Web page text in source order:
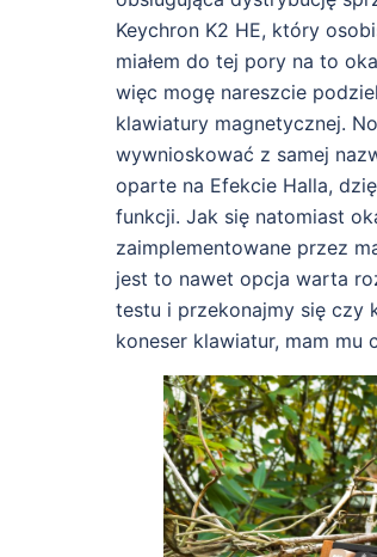
Keychron K2 HE, który
miałem do tej pory na to
więc mogę nareszcie
klawiatury magnetycznej.
wywnioskować z samej
oparte na Efekcie Halla,
funkcji. Jak się natomiast
zaimplementowane przez
jest to nawet opcja warta
testu i przekonajmy się czy
koneser klawiatur, mam mu